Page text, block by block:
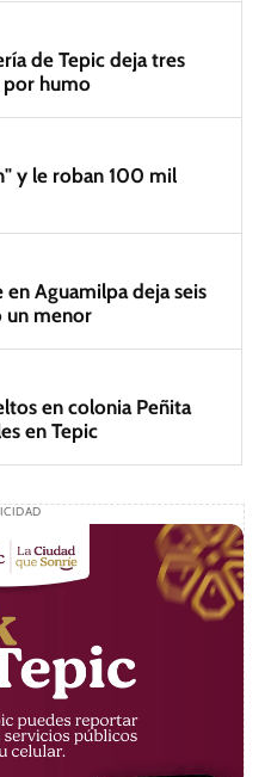
de Tepic deja tres
por humo
y le roban 100 mil
Aguamilpa deja seis
un menor
en colonia Peñita
en Tepic